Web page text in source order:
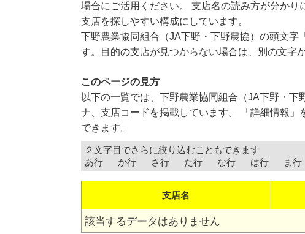
場合にご活用ください。 支店名の読み方が分か
支店を探しやすい構成にしています。
下野農業協同組合（JA下野・下野農協）の頭文
す。目的の支店が見つからない場合は、別の文字
このページの見方
以下の一覧では、下野農業協同組合（JA下野・
ナ、支店コードを掲載しています。 「詳細情報
できます。
２文字目でさらに絞り込むこともできます
あ行 か行 さ行 た行 な行 は行 ま行
支店名
該当するデータはありません